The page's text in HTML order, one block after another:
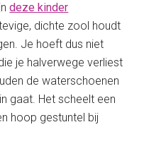
deze kinder
dichte zool houdt
Je hoeft dus niet
je halverwege verliest
de waterschoenen
gaat. Het scheelt een
hoop gestuntel bij